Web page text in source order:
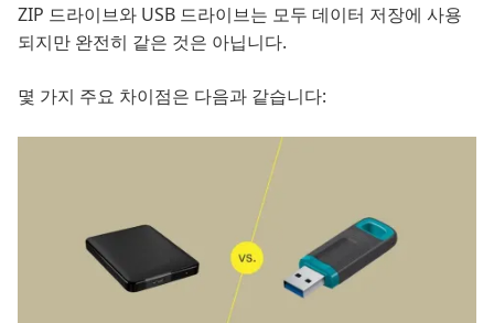
ZIP 드라이브와 USB 드라이브는 모두 데이터 저장에 사용
되지만 완전히 같은 것은 아닙니다.
몇 가지 주요 차이점은 다음과 같습니다: